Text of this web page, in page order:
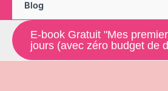
Blog
E-book Gratuit "Mes
jours (avec zéro budget de